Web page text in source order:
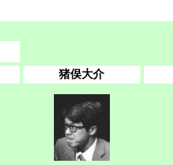
猪俣大介